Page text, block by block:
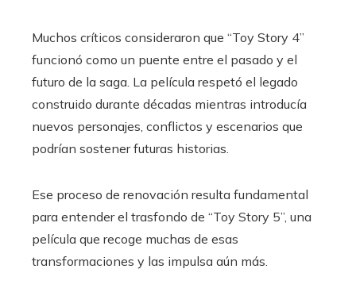
Muchos críticos consideraron que “Toy Story 4”
funcionó como un puente entre el pasado y el
futuro de la saga. La película respetó el legado
construido durante décadas mientras introducía
nuevos personajes, conflictos y escenarios que
podrían sostener futuras historias.
Ese proceso de renovación resulta fundamental
para entender el trasfondo de “Toy Story 5”, una
película que recoge muchas de esas
transformaciones y las impulsa aún más.